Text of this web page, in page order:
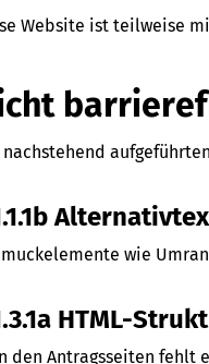
Website ist teilweise
nachstehend
wie
HTML-
den Antragsseiten fehlt